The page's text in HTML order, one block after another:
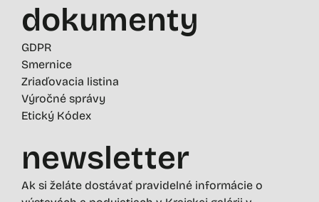
dokumenty
GDPR
Smernice
Zriaďovacia listina
Výročné správy
Etický Kódex
newsletter
Ak si želáte dostávať pravidelné informácie o